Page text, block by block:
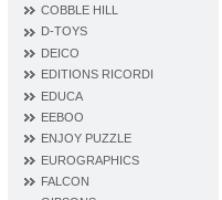
COBBLE HILL
D‐TOYS
DEICO
EDITIONS RICORDI
EDUCA
EEBOO
ENJOY PUZZLE
EUROGRAPHICS
FALCON